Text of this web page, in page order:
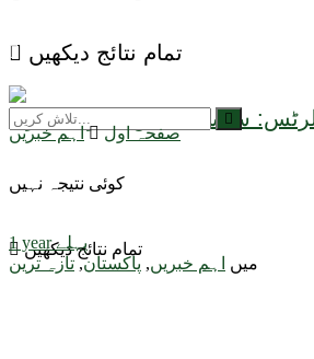
تمام نتائج دیکھیں
کوئی نتیجہ نہیں
تمام نتائج دیکھیں
صفحہ اول اہم خبریں
1 year پہلے
میں
اہم خبریں, پاکستان, تازہ ترین